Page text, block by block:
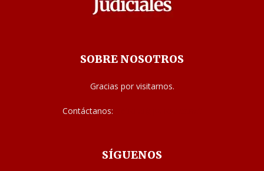
SOBRE NOSOTROS
Gracias por visitarnos.
Contáctanos:
SÍGUENOS